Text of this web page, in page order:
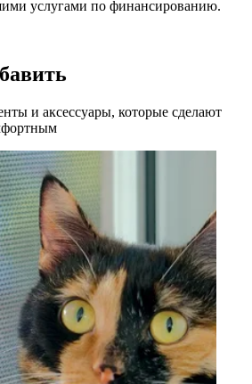
услугами по финансированию.
и аксессуары, которые сделают